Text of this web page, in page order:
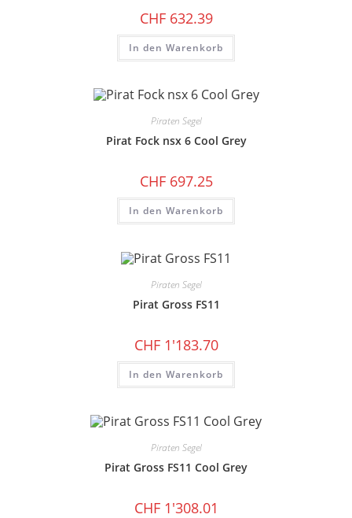
CHF632.39
In den Warenkorb
Piraten Segel
Pirat Fock nsx 6 Cool Grey
CHF697.25
In den Warenkorb
Piraten Segel
Pirat Gross FS11
CHF1'183.70
In den Warenkorb
Piraten Segel
Pirat Gross FS11 Cool Grey
CHF1'308.01